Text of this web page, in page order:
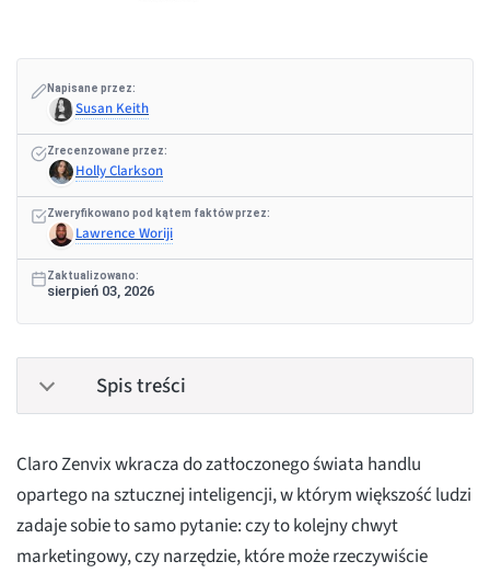
Napisane przez:
Susan Keith
Zrecenzowane przez:
Holly Clarkson
Zweryfikowano pod kątem faktów przez:
Lawrence Woriji
Zaktualizowano:
sierpień 03, 2026
Spis treści
Claro Zenvix wkracza do zatłoczonego świata handlu
opartego na sztucznej inteligencji, w którym większość ludzi
zadaje sobie to samo pytanie: czy to kolejny chwyt
marketingowy, czy narzędzie, które może rzeczywiście